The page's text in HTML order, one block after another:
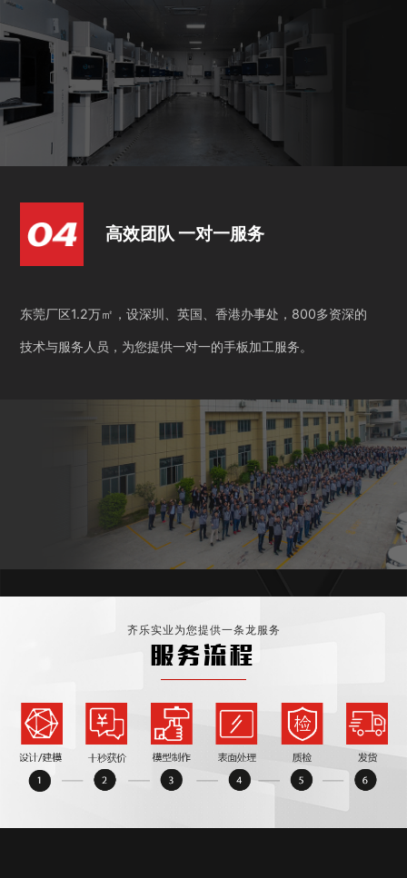
高效团队 一对一服务
东莞厂区1.2万㎡，设深圳、英国、香港办事处，800多资深的
技术与服务人员，为您提供一对一的手板加工服务。
齐乐实业为您提供一条龙服务
服务流程